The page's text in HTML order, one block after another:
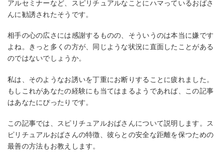
アルセミナーなど、スピリチュアルなことにハマっているおばさ
んに勧誘されたそうです。
相手の心の広さには感謝するものの、そういうのは本当に嫌です
よね。きっと多くの方が、同じような状況に直面したことがある
のではないでしょうか。
私は、そのようなお誘いを丁重にお断りすることに疲れました。
もしこれがあなたの経験にも当てはまるようであれば、この記事
はあなたにぴったりです。
この記事では、スピリチュアルおばさんについて説明します。ス
ピリチュアルおばさんの特徴、彼らとの安全な距離を保つための
最善の方法もお教えします。